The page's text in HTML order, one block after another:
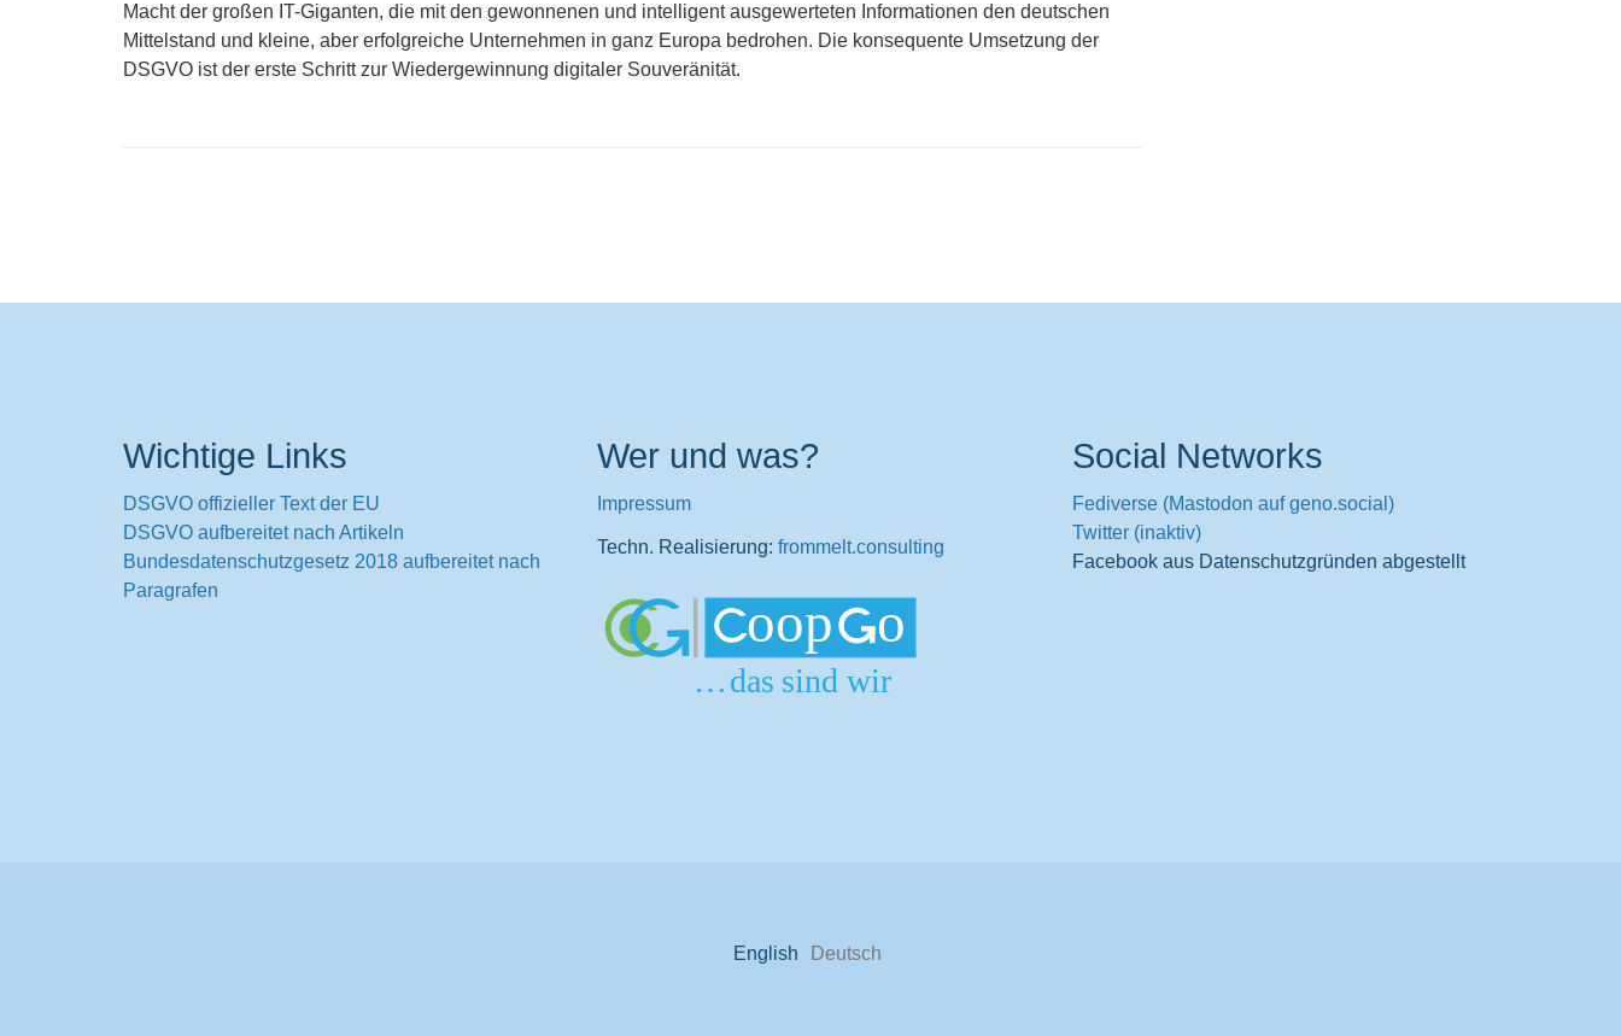
Macht der großen IT-Giganten, die mit den gewonnenen und intelligent ausgewerteten Informationen den deutschen
Mittelstand und kleine, aber erfolgreiche Unternehmen in ganz Europa bedrohen. Die konsequente Umsetzung der
DSGVO ist der erste Schritt zur Wiedergewinnung digitaler Souveränität.
Wichtige Links
DSGVO offizieller Text der EU
DSGVO aufbereitet nach Artikeln
Bundesdatenschutzgesetz 2018 aufbereitet nach
Paragrafen
Wer und was?
Impressum
Techn. Realisierung: frommelt.consulting
Social Networks
Fediverse (Mastodon auf geno.social)
Twitter (inaktiv)
Facebook aus Datenschutzgründen abgestellt
English Deutsch